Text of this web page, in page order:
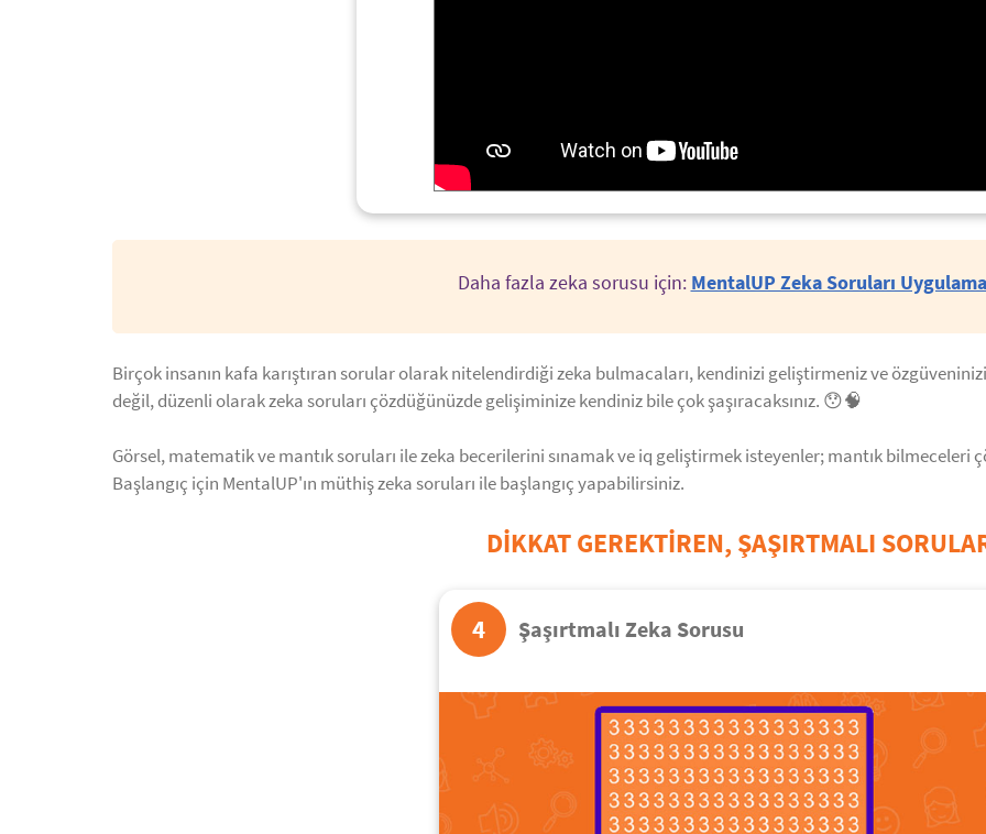
Daha fazla zeka sorusu için: MentalUP Zeka Soruları
Birçok insanın kafa karıştıran sorular olarak nitelendirdiği zeka bulmacaları, kendinizi geliştirmeniz ve
değil, düzenli olarak zeka soruları çözdüğünüzde gelişiminize kendiniz bile çok şaşıracaksınız. 😯🧠
Görsel, matematik ve mantık soruları ile zeka becerilerini sınamak ve iq geliştirmek isteyenler; mantık bilmeceleri
Başlangıç için MentalUP'ın müthiş zeka soruları ile başlangıç yapabilirsiniz.
DIKKAT GEREKTIREN, ŞAŞIRTMALI
4 Şaşırtmalı Zeka Sorusu